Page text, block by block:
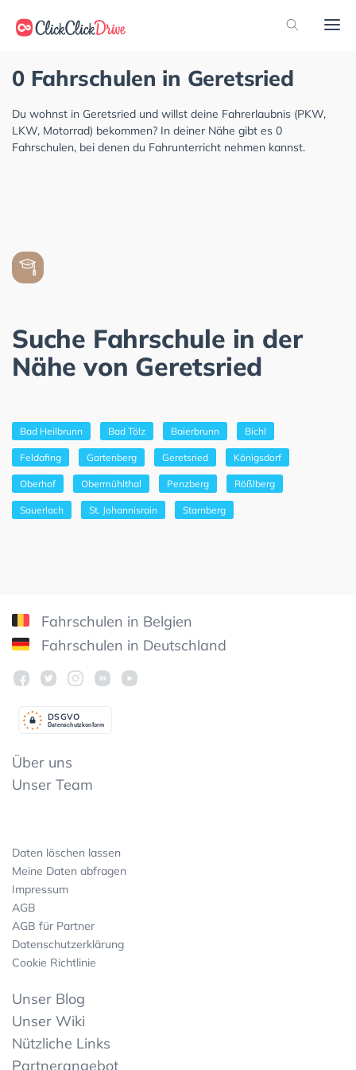
0 Fahrschulen in Geretsried
Du wohnst in Geretsried und willst deine Fahrerlaubnis (PKW,
LKW, Motorrad) bekommen? In deiner Nähe gibt es 0
Fahrschulen, bei denen du Fahrunterricht nehmen kannst.
Suche Fahrschule in der
Nähe von Geretsried
Bad Heilbrunn Bad Tölz Baierbrunn Bichl
Feldafing Gartenberg Geretsried Königsdorf
Oberhof Obermühlthal Penzberg Rößlberg
Sauerlach St. Johannisrain Starnberg
Fahrschulen in Belgien
Fahrschulen in Deutschland
Datenschutzkonform
DSGVO
Über uns
Unser Team
Daten löschen lassen
Meine Daten abfragen
Impressum
AGB
AGB für Partner
Datenschutzerklärung
Cookie Richtlinie
Unser Blog
Unser Wiki
Nützliche Links
Partnerangebot